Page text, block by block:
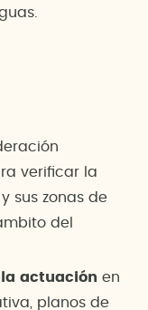
verificar la
sus zonas de
del
la actuación en
planos de